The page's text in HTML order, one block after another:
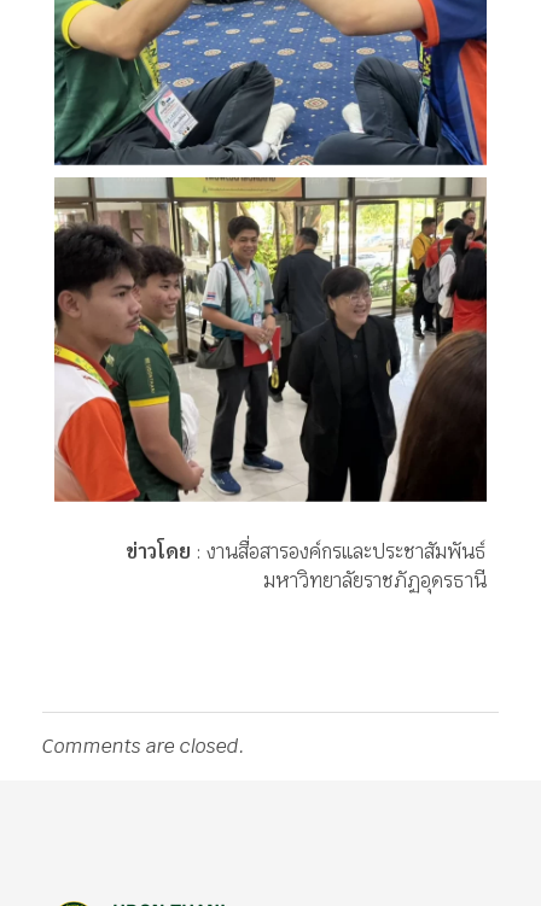
ข่าวโดย : งานสื่อสารองค์กรและประชาสัมพันธ์
มหาวิทยาลัยราชภัฏอุดรธานี
Comments are closed.